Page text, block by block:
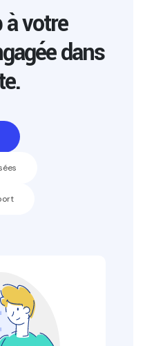
votre
dans